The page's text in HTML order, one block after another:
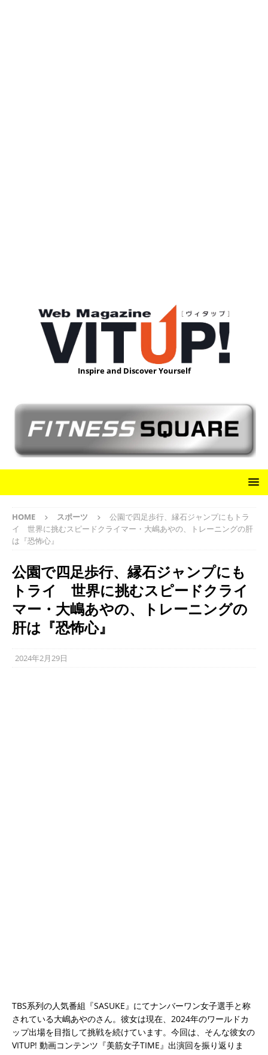
Inspire and Discover Yourself
HOME スポーツ
公園で四足歩行、縁石ジャンプにもトラ
イ 世界に挑むスピードクライマー・大嶋あやの、トレーニングの肝
は『恐怖心』
公園で四足歩行、縁石ジャンプにも
トライ 世界に挑むスピードクライ
マー・大嶋あやの、トレーニングの
肝は『恐怖心』
2024年2月29日
TBS系列の人気番組『SASUKE』にてナンバーワン女子選手と称
されている大嶋あやのさん。彼女は現在、2024年のワールドカ
ップ出場を目指して挑戦を続けています。今回は、そんな彼女の
VITUP! 動画コンテンツ『美筋女子TIME』出演回を振り返りま